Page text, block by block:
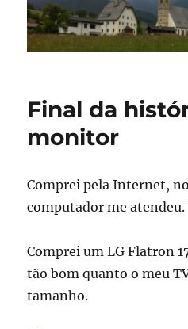
Final da
monitor
Comprei pela Internet,
computador me
Comprei um LG Flatron
tão bom quanto o meu
tamanho.